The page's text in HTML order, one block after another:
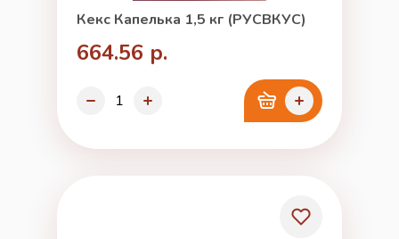
Кекс Капелька 1,5 кг (РУСВКУС)
664.56 р.